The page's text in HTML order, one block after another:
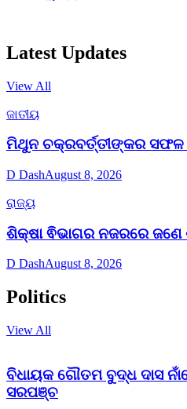
Latest Updates
View All
ଜାତୀୟ
ମିଥୁନ ଚକ୍ରବର୍ତ୍ତୀଙ୍କର ସଫଳ
D DashAugust 8, 2026
ରାଜ୍ୟ
ଶିକ୍ଷା ଵିଭାଗର ନଜରରେ
D DashAugust 8, 2026
Politics
View All
ବିଧାୟକ ଗୌତମ ବୁଦ୍ଧ ଦାସ
ସରପଞ୍ଚ